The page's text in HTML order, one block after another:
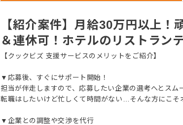
【紹介案件】月給30万円以上
＆連休可！ホテルのリストラン
【クックビズ 支援サービスのメリットをご紹介】
▼応募後、すぐにサポート開始！
担当が伴走しますので、応募したい企業の選考へとスム
転職はしたいけど忙しくて時間がない…そんな方にこそ
▼企業との調整や交渉を代行